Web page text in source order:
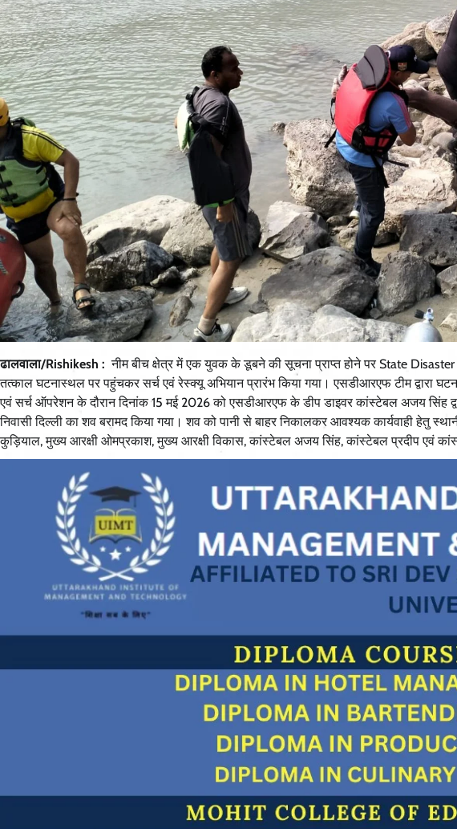
ढालवाला/Rishikesh : नीम बीच क्षेत्र में एक युवक के डूबने की सूचना प्राप्त होने पर State
तत्काल घटनास्थल पर पहुंचकर सर्च एवं रेस्क्यू अभियान प्रारंभ किया गया। एसडीआरएफ टीम द्वारा
एवं सर्च ऑपरेशन के दौरान दिनांक 15 मई 2026 को एसडीआरएफ के डीप डाइवर कांस्टेबल अजय सिंह
निवासी दिल्ली का शव बरामद किया गया। शव को पानी से बाहर निकालकर आवश्यक कार्यवाही हेतु
कुड़ियाल, मुख्य आरक्षी ओमप्रकाश, मुख्य आरक्षी विकास, कांस्टेबल अजय सिंह, कांस्टेबल प्रदीप एवं